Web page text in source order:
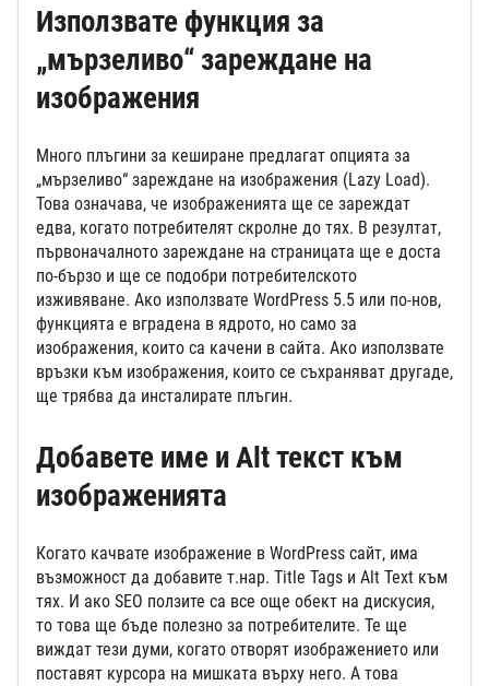
Използвате функция за
„мързеливо“ зареждане на
изображения
Много плъгини за кеширане предлагат опцията за
„мързеливо“ зареждане на изображения (Lazy Load).
Това означава, че изображенията ще се зареждат
едва, когато потребителят скролне до тях. В резултат,
първоначалното зареждане на страницата ще е доста
по-бързо и ще се подобри потребителското
изживяване. Ако използвате WordPress 5.5 или по-нов,
функцията е вградена в ядрото, но само за
изображения, които са качени в сайта. Ако използвате
връзки към изображения, които се съхраняват другаде,
ще трябва да инсталирате плъгин.
Добавете име и Alt текст към
изображенията
Когато качвате изображение в WordPress сайт, има
възможност да добавите т.нар. Title Tags и Alt Text към
тях. И ако SEO ползите са все още обект на дискусия,
то това ще бъде полезно за потребителите. Те ще
виждат тези думи, когато отворят изображението или
поставят курсора на мишката върху него. А това